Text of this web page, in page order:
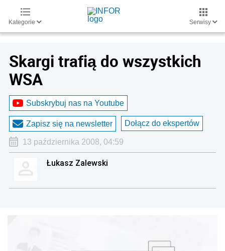
Kategorie Serwisy
Skargi trafią do wszystkich
WSA
Subskrybuj nas na Youtube
Zapisz się na newsletter Dołącz do ekspertów
13 października 2008, 04:59
Łukasz Zalewski